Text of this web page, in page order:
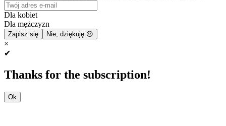
Dla kobiet
Dla mężczyzn
Zapisz się Nie, dziękuję 😔
×
✔
Thanks for the subscription!
Ok